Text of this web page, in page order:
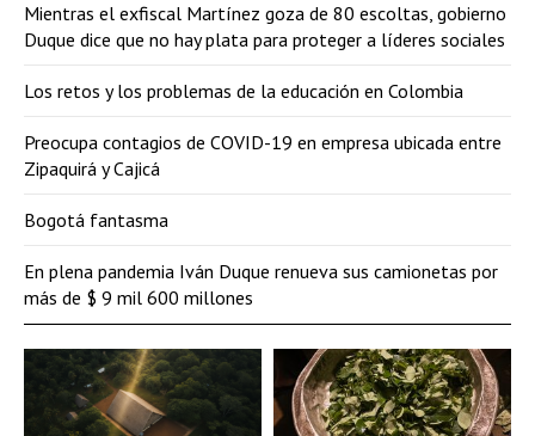
Mientras el exfiscal Martínez goza de 80 escoltas, gobierno
Duque dice que no hay plata para proteger a líderes sociales
Los retos y los problemas de la educación en Colombia
Preocupa contagios de COVID-19 en empresa ubicada entre
Zipaquirá y Cajicá
Bogotá fantasma
En plena pandemia Iván Duque renueva sus camionetas por
más de $ 9 mil 600 millones